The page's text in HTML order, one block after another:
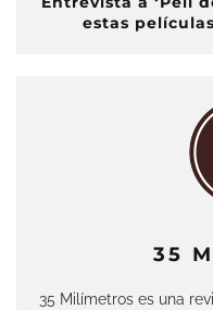
estas
35
35 Milímetros es una